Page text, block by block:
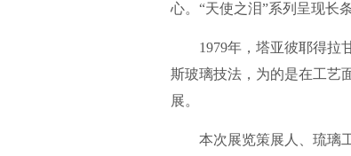
心。“天使之泪”系列呈现长
1979年，塔亚彼耶得拉甘
斯玻璃技法，为的是在工艺
展。
本次展览策展人、琉璃工